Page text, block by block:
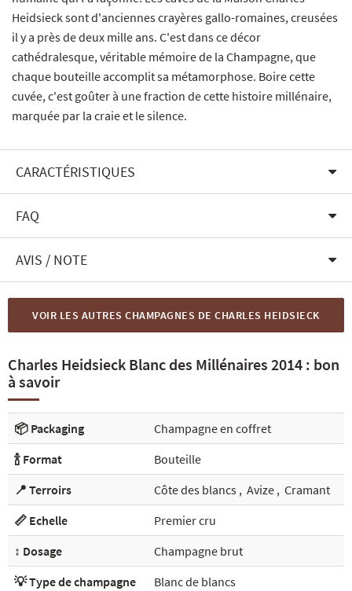
Heidsieck sont d'anciennes crayères gallo-romaines, creusées
il y a près de deux mille ans. C'est dans ce décor
cathédralesque, véritable mémoire de la Champagne, que
chaque bouteille accomplit sa métamorphose. Boire cette
cuvée, c'est goûter à une fraction de cette histoire millénaire,
marquée par la craie et le silence.
CARACTÉRISTIQUES
FAQ
AVIS / NOTE
VOIR LES AUTRES CHAMPAGNES DE CHARLES HEIDSIECK
Charles Heidsieck Blanc des Millénaires 2014 : bon
à savoir
📦 Packaging
Champagne en coffret
🍾 Format
Bouteille
📍 Terroirs
Côte des blancs , Avize , Cramant
📏 Echelle
Premier cru
↕️ Dosage
Champagne brut
💡 Type de champagne
Blanc de blancs